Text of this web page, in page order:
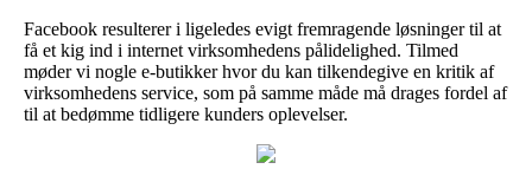
Facebook resulterer i ligeledes evigt fremragende løsninger til at
få et kig ind i internet virksomhedens pålidelighed. Tilmed
møder vi nogle e-butikker hvor du kan tilkendegive en kritik af
virksomhedens service, som på samme måde må drages fordel af
til at bedømme tidligere kunders oplevelser.